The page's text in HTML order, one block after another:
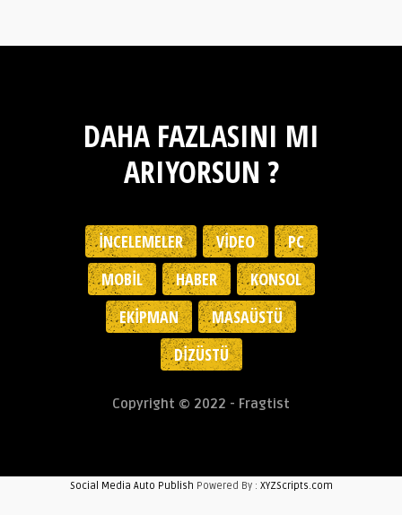
DAHA FAZLASINI MI
ARIYORSUN ?
İNCELEMELER VIDEO
PC
MOBIL
HABER
KONSOL
EKIPMAN
MASAÜSTÜ
DIZÜSTÜ
Copyright © 2022 - Fragtist
Social Media Auto Publish Powered By : XYZScripts.com